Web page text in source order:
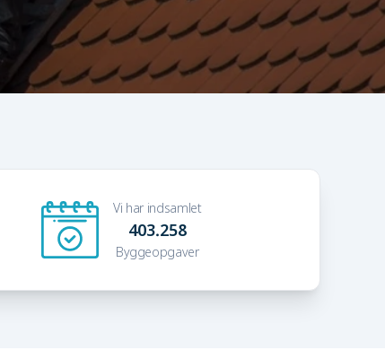
Vi har indsamlet
403.258
Byggeopgaver